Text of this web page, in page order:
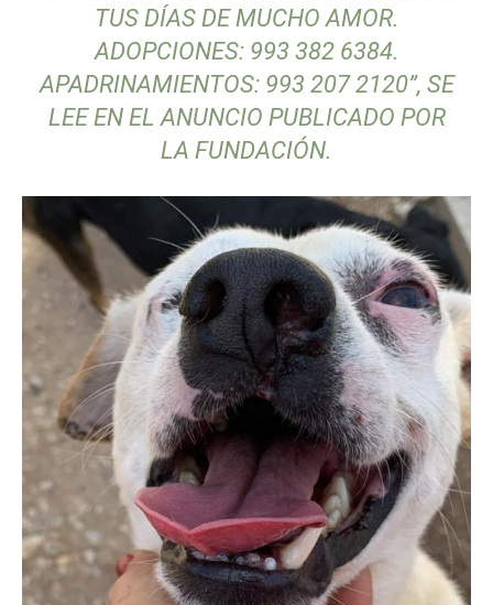
TUS DÍAS DE MUCHO AMOR.
ADOPCIONES: 993 382 6384.
APADRINAMIENTOS: 993 207 2120”, SE
LEE EN EL ANUNCIO PUBLICADO POR
LA FUNDACIÓN.